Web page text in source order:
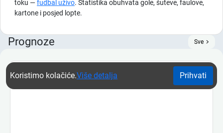
toku —fudbal uživo. Statistika obuhvata gole, šuteve, faulove,
kartone i posjed lopte.
Prognoze Sve
Koristimo kolačiće.Više detalja Prihvati